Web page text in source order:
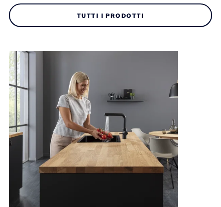
TUTTI I PRODOTTI